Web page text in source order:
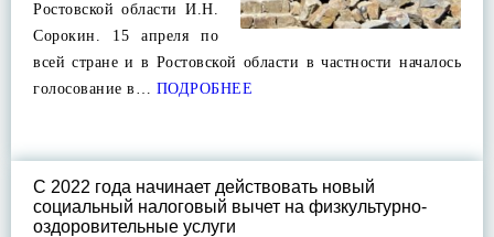
Ростовской области И.Н.
Сорокин. 15 апреля по
всей стране и в Ростовской области в частности началось
голосование в… ПОДРОБНЕЕ
С 2022 года начинает действовать новый
социальный налоговый вычет на физкультурно-
оздоровительные услуги